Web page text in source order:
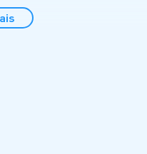
Surf é entregue com